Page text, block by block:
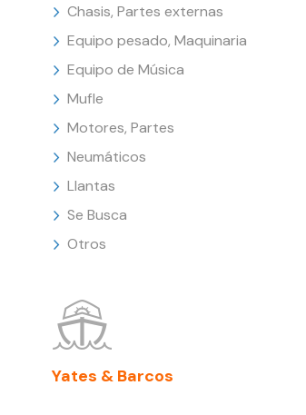
Chasis, Partes externas
Equipo pesado, Maquinaria
Equipo de Música
Mufle
Motores, Partes
Neumáticos
Llantas
Se Busca
Otros
Yates & Barcos